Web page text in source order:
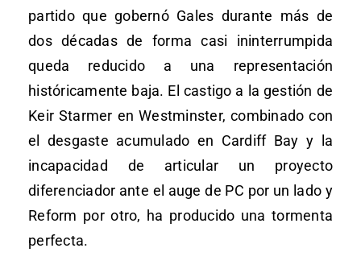
partido que gobernó Gales durante más de
dos décadas de forma casi ininterrumpida
queda reducido a una representación
históricamente baja. El castigo a la gestión de
Keir Starmer en Westminster, combinado con
el desgaste acumulado en Cardiff Bay y la
incapacidad de articular un proyecto
diferenciador ante el auge de PC por un lado y
Reform por otro, ha producido una tormenta
perfecta.